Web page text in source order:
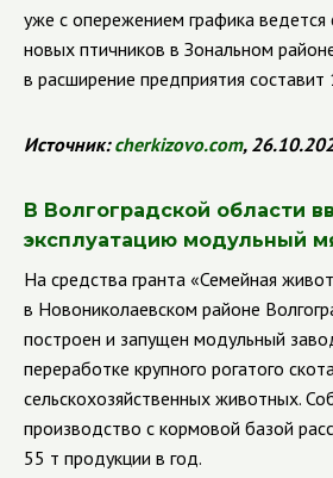
уже с опережением графика ведется
новых птичников в Зональном
в расширение предприятия
Источник:cherkizovo.com,
В Волгоградской области
эксплуатацию модульный
На средства гранта «Семейная
в Новониколаевском районе
построен и запущен модульный
переработке крупного рогатого
сельскохозяйственных животных.
производство с кормовой базой
55 т продукции в год.